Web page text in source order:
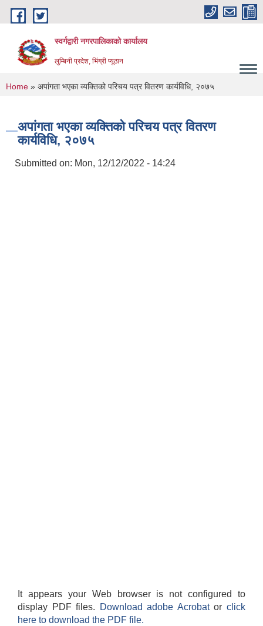
Skip to main content
स्वर्गद्वारी नगरपालिकाको कार्यालय
लुम्बिनी प्रदेश, भिंग्री प्यूठान
You are here
Home » अपांगता भएका व्यक्तिको परिचय पत्र वितरण कार्यविधि, २०७५
अपांगता भएका व्यक्तिको परिचय पत्र वितरण
कार्यविधि, २०७५
Submitted on: Mon, 12/12/2022 - 14:24
It appears your Web browser is not configured to
display PDF files.
Download adobe Acrobatorclick
here to download the PDF file.